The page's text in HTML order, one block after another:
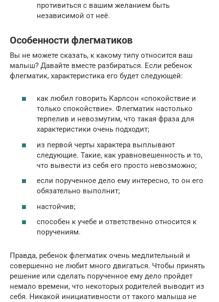
противиться с вашим желанием быть
независимой от неё.
Особенности флегматиков
Вы не можете сказать, к какому типу относится ваш
малыш? Давайте вместе разбираться. Если ребенок
флегматик, характеристика его будет следующей:
как любил говорить Карлсон «спокойствие и
только спокойствие». Флегматик настолько
терпелив и невозмутим, что такая фраза для
характеристики очень подходит;
из первой черты характера выплывают
следующие. Такие, как уравновешенность и то,
что вывести из себя его просто невозможно;
если порученное дело ему интересно, то он его
обязательно выполнит;
настойчив;
способен к учебе и ответственно относится к
поручениям.
Правда, ребенок флегматик очень медлительный и
совершенно не любит много двигаться. Чтобы принять
решение или сделать порученное ему дело пройдет
немало времени, что некоторых родителей выводит из
себя. Никакой инициативности от такого малыша не